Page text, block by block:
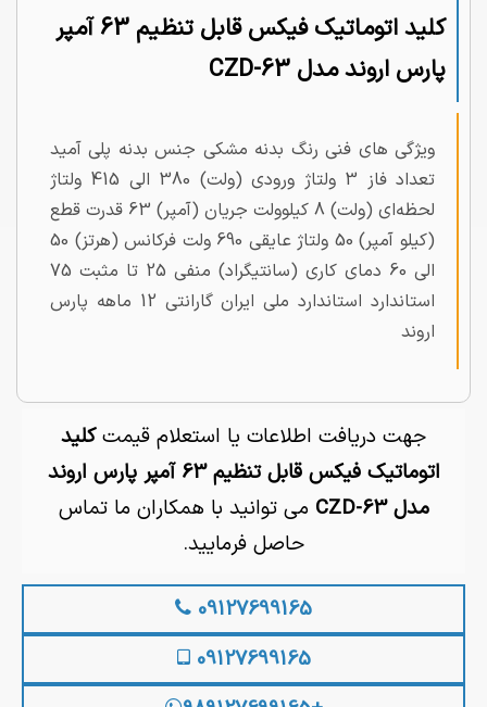
کلید اتوماتیک فیکس قابل تنظیم 63 آمپر
پارس اروند مدل CZD-63
ویژگی های فنی رنگ بدنه مشکی جنس بدنه پلی آمید
تعداد فاز 3 ولتاژ ورودی (ولت) 380 الی 415 ولتاژ
لحظه‌ای (ولت) 8 کیلوولت جریان (آمپر) 63 قدرت قطع
(کیلو آمپر) 50 ولتاژ عایقی 690 ولت فرکانس (هرتز) 50
الی 60 دمای کاری (سانتیگراد) منفی 25 تا مثبت 75
استاندارد استاندارد ملی ایران گارانتی 12 ماهه پارس
اروند
جهت دریافت اطلاعات یا استعلام قیمتکلید
اتوماتیک فیکس قابل تنظیم 63 آمپر پارس اروند
مدل CZD-63
می توانید با همکاران ما تماس
حاصل فرمایید.
09127699165
09127699165